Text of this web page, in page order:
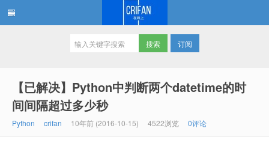
订阅
【已解决】Python中判断两个datetime的时
间间隔超过多少秒
Python crifan 10年前 (2016-10-15) 4522浏览 0评论